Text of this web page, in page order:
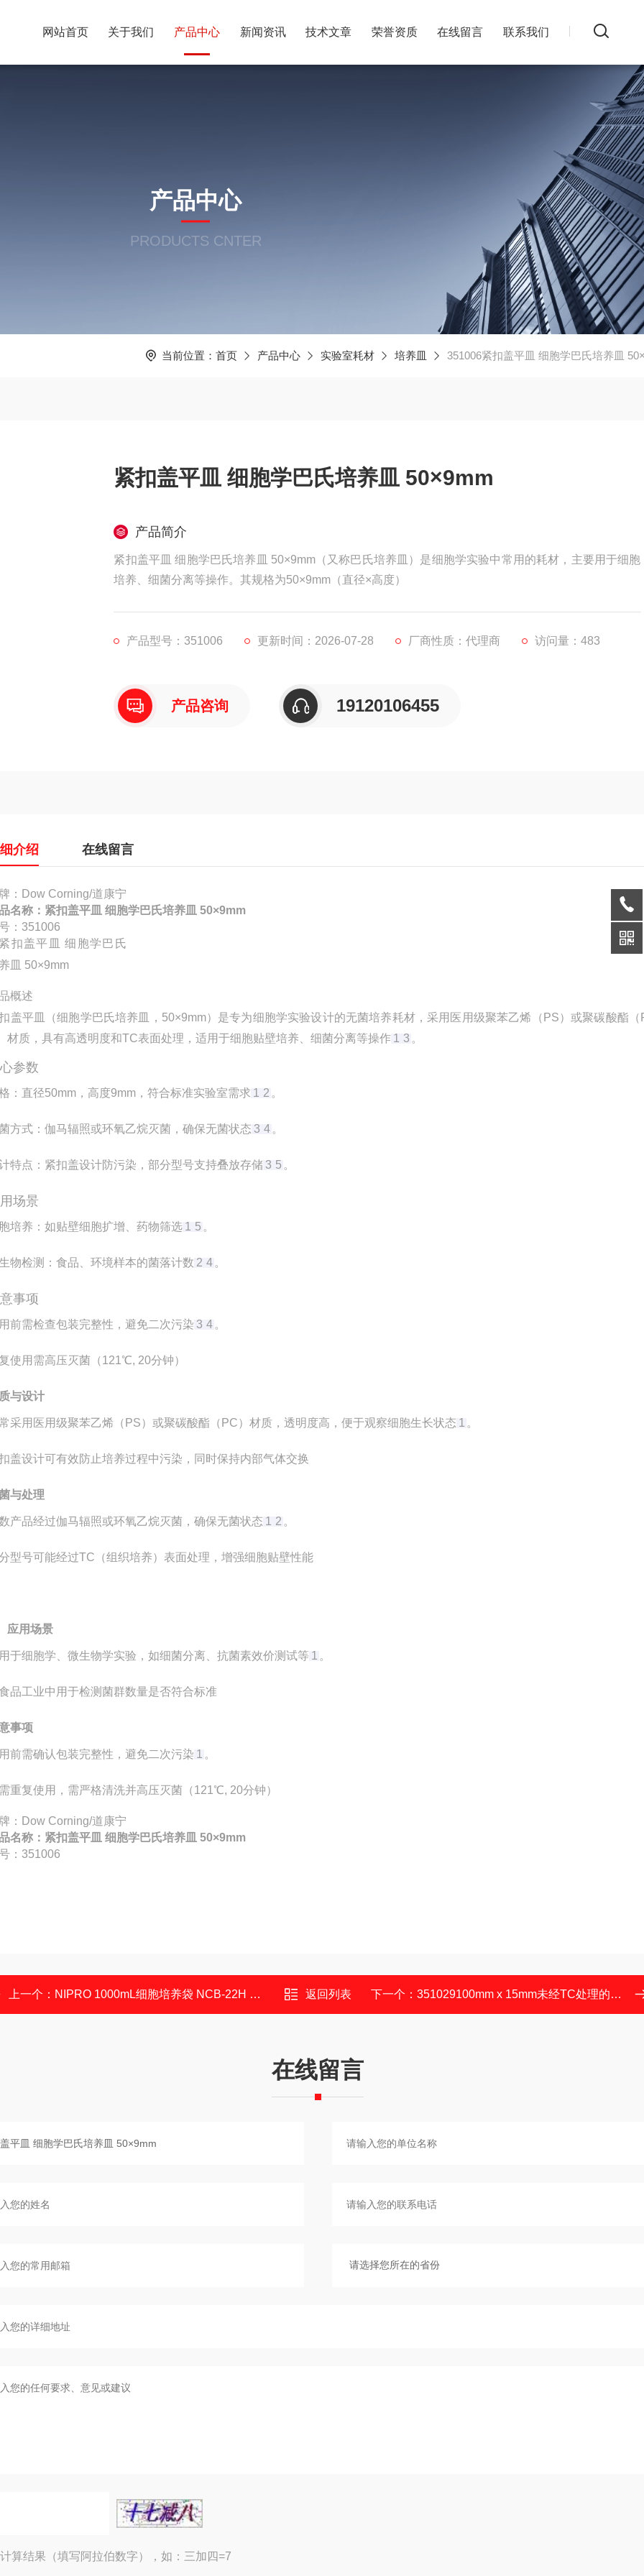
网站首页 关于我们 产品中心 新闻资讯 技术文章 荣誉资质 在线留言 联系我们
产品中心
PRODUCTS CNTER
当前位置： 首页 产品中心 实验室耗材 培养皿 351006紧扣盖平皿 细胞学巴氏培养皿
紧扣盖平皿 细胞学巴氏培养皿 50×9mm
产品简介
紧扣盖平皿 细胞学巴氏培养皿 50×9mm（又称巴氏培养皿）是细胞学实验中常用的耗材，主要用于细胞
培养、细菌分离等操作。其规格为50×9mm（直径×高度）
产品型号：351006 更新时间：2026-07-28 厂商性质：代理商 访问量：483
产品咨询 19120106455
介绍 在线留言
：Dow Corning/道康宁
名称： 紧扣盖平皿 细胞学巴氏培养皿 50×9mm
：351006
概述
盖平皿（细胞学巴氏培养皿，50×9mm）是专为细胞学实验设计的无菌培养耗材，采用医用级聚苯乙烯（PS）或聚碳酸酯（
材质，具有高透明度和TC表面处理，适用于细胞贴壁培养、细菌分离等操作 1 3 。
参数
‌：直径50mm，高度9mm，符合标准实验室需求 1 2 。
方式 ‌：伽马辐照或环氧乙烷灭菌，确保无菌状态 3 4 。
特点 ‌：紧扣盖设计防污染，部分型号支持叠放存储 3 5 。
场景
培养 ‌：如贴壁细胞扩增、药物筛选 1 5 。
物检测 ‌：食品、环境样本的菌落计数 2 4 。
事项
前需检查包装完整性，避免二次污染 3 4 。
使用需高压灭菌（121℃, 20分钟）
与设计
采用医用级聚苯乙烯（PS）或聚碳酸酯（PC）材质，透明度高，便于观察细胞生长状态‌ 1 。
盖设计可有效防止培养过程中污染，同时保持内部气体交换‌
与处理
产品经过伽马辐照或环氧乙烷灭菌，确保无菌状态‌ 1 2 。
型号可能经过TC（组织培养）表面处理，增强细胞贴壁性能‌
应用场景
于细胞学、微生物学实验，如细菌分离、抗菌素效价测试等‌ 1 。
品工业中用于检测菌群数量是否符合标准‌
事项
前需确认包装完整性，避免二次污染‌ 1 。
重复使用，需严格清洗并高压灭菌（121℃, 20分钟）‌
：Dow Corning/道康宁
名称： 紧扣盖平皿 细胞学巴氏培养皿 50×9mm
：351006
上一个： NIPRO 1000mL细胞培养袋 NCB-22H 悬浮细胞 返回列表 下一个： 351029100mm x 15mm未经TC处理的细菌培养皿
在线留言
算结果（填写阿拉伯数字），如：三加四=7